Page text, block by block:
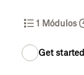
1 Módulos
Get